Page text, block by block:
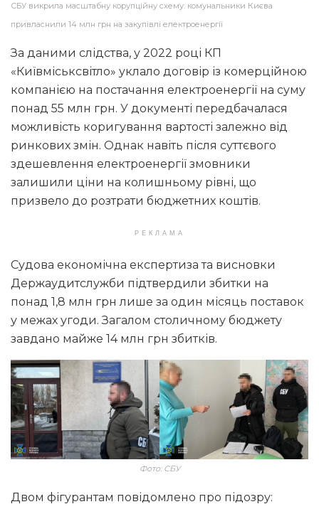
СБУ викрила масштабну корупційну схему: комунальники Києва
привласнили 14 млн грн на закупівлі електроенергії
За даними слідства, у 2022 році КП
«Київміськсвітло» уклало договір із комерційною
компанією на постачання електроенергії на суму
понад 55 млн грн. У документі передбачалася
можливість коригування вартості залежно від
ринкових змін. Однак навіть після суттєвого
здешевлення електроенергії змовники
залишили ціни на колишньому рівні, що
призвело до розтрати бюджетних коштів.
РЕКЛАМА
Судова економічна експертиза та висновки
Держаудитслужби підтвердили збитки на
понад 1,8 млн грн лише за один місяць поставок
у межах угоди. Загалом столичному бюджету
завдано майже 14 млн грн збитків.
Фото: СБУ
Двом фігурантам повідомлено про підозру: